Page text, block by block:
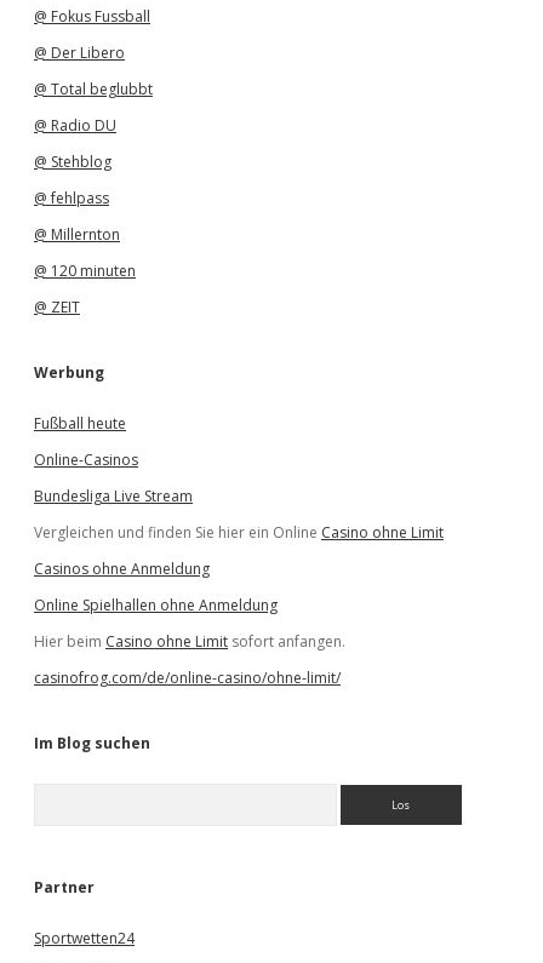
@ Fokus Fussball
@ Der Libero
@ Total beglubbt
@ Radio DU
@ Stehblog
@ fehlpass
@ Millernton
@ 120 minuten
@ ZEIT
Werbung
Fußball heute
Online-Casinos
Bundesliga Live Stream
Vergleichen und finden Sie hier ein Online Casino ohne Limit
Casinos ohne Anmeldung
Online Spielhallen ohne Anmeldung
Hier beim Casino ohne Limit sofort anfangen.
casinofrog.com/de/online-casino/ohne-limit/
Im Blog suchen
e
Partner
Sportwetten24